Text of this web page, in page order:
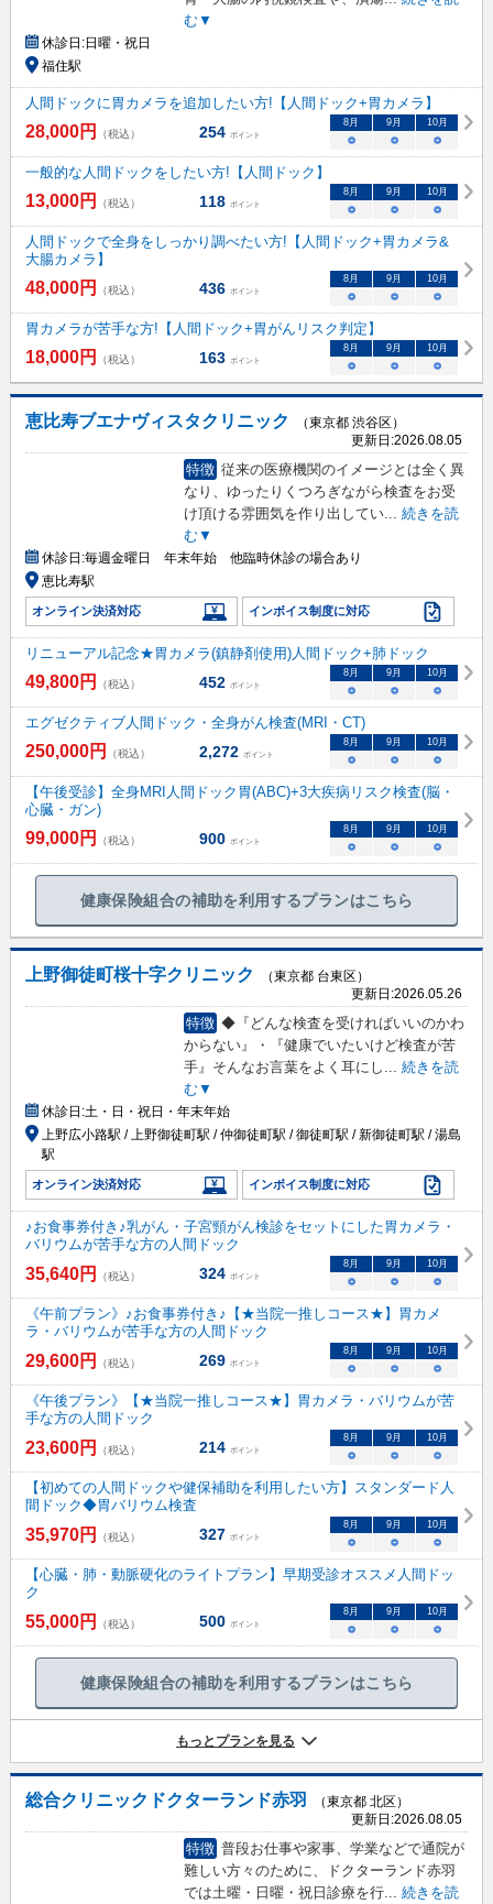
む▼
休診日:日曜・祝日
福住駅
人間ドックに胃カメラを追加したい方!【人間ドック+胃カメラ】
28,000円 （税込） 254 ポイント
8 月 9 月 10月
○ ○ ○
一般的な人間ドックをしたい方!【人間ドック】
13,000円 （税込） 118 ポイント
8 月 9 月 10月
○ ○ ○
人間ドックで全身をしっかり調べたい方!【人間ドック+胃カメラ&
大腸カメラ】
48,000円 （税込） 436 ポイント
8 月 9 月 10月
○ ○ ○
胃カメラが苦手な方!【人間ドック+胃がんリスク判定】
18,000円 （税込） 163 ポイント
8 月 9 月 10月
○ ○ ○
恵比寿ブエナヴィスタクリニック
（東京都 渋谷区）
更新日:2026.08.05
特徴 従来の医療機関のイメージとは全く異
なり、ゆったりくつろぎながら検査をお受
け頂ける雰囲気を作り出してい...
続きを読
む▼
休診日:毎週金曜日 年末年始 他臨時休診の場合あり
恵比寿駅
オンライン決済対応 インボイス制度に対応
リニューアル記念★胃カメラ(鎮静剤使用)人間ドック+肺ドック
49,800円 （税込） 452 ポイント
8 月 9 月 10月
○ ○ ○
エグゼクティブ人間ドック・全身がん検査(MRI・CT)
250,000円 （税込） 2,272 ポイント
8 月 9 月 10月
○ ○ ○
【午後受診】全身MRI人間ドック胃(ABC)+3大疾病リスク検査(脳・
心臓・ガン)
99,000円 （税込） 900 ポイント
8 月 9 月 10月
○ ○ ○
健康保険組合の補助を利用するプランはこちら
上野御徒町桜十字クリニック
（東京都 台東区）
更新日:2026.05.26
特徴 ◆『どんな検査を受ければいいのかわ
からない』・『健康でいたいけど検査が苦
手』そんなお言葉をよく耳にし ... 続きを読
む▼
休診日:土・日・祝日・年末年始
上野広小路駅 / 上野御徒町駅 / 仲御徒町駅 / 御徒町駅 / 新御徒町駅 / 湯島
駅
オンライン決済対応 インボイス制度に対応
♪お食事券付き♪乳がん・子宮頸がん検診をセットにした胃カメラ・
バリウムが苦手な方の人間ドック
35,640円 （税込） 324 ポイント
8月 9月 10月
○ ○ ○
《午前プラン》♪お食事券付き♪【★当院一推しコース★】胃カメ
ラ・バリウムが苦手な方の人間ドック
29,600円 （税込） 269 ポイント
8月 9月 10月
○ ○ ○
《午後プラン》【★当院一推しコース★】胃カメラ・バリウムが苦
手な方の人間ドック
23,600円 （税込） 214 ポイント
8月 9月 10月
○ ○ ○
【初めての人間ドックや健保補助を利用したい方】スタンダード人
間ドック◆胃バリウム検査
35,970円 （税込） 327 ポイント
8月 9月 10月
○ ○ ○
【心臓・肺・動脈硬化のライトプラン】早期受診オススメ人間ドッ
ク
55,000円 （税込） 500 ポイント
8月 9月 10月
○ ○ ○
健康保険組合の補助を利用するプランはこちら
もっとプランを見る
総合クリニックドクターランド赤羽
（東京都 北区）
更新日:2026.08.05
特徴 普段お仕事や家事、学業などで通院が
難しい方々のために、ドクターランド赤羽
では土曜・日曜・祝日診療を行...
続きを読